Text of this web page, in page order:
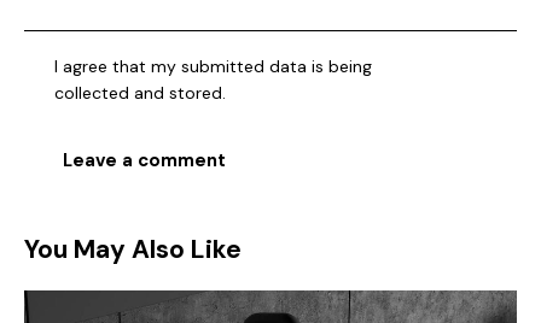
I agree that my submitted data is being
collected and stored
You May Also Like